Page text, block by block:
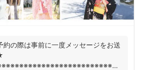
の際は事前に一度メッセージをお送